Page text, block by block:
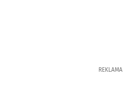
REKLAMA